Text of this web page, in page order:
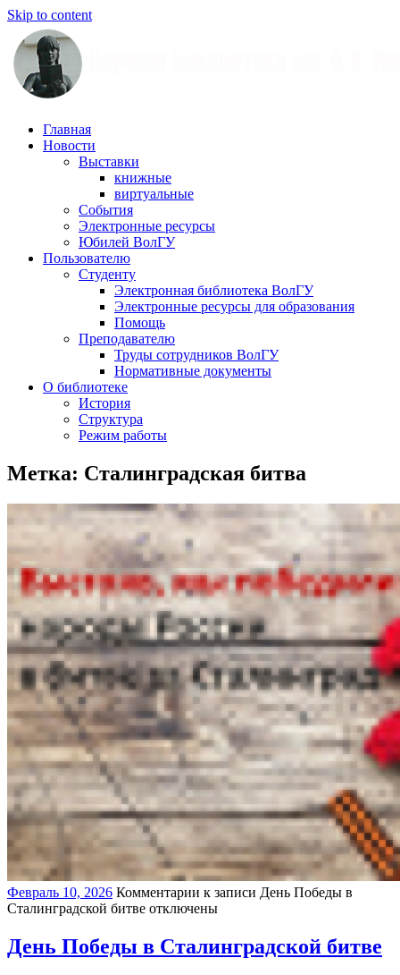
Skip to content
Научная
библиотека
Иншакова
Главная
Новости
Выставки
книжные
виртуальные
События
Электронные ресурсы
Юбилей ВолГУ
Пользователю
Студенту
Электронная библиотека ВолГУ
Электронные ресурсы для образования
Помощь
Преподавателю
Труды сотрудников ВолГУ
Нормативные документы
О библиотеке
История
Структура
Режим работы
Метка: Сталинградская битва
Февраль 10, 2026 Комментарии к записи День Победы в
Сталинградской битве отключены
День Победы в Сталинградской битве